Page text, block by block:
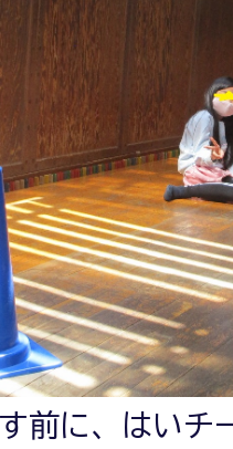
前に、はいチ